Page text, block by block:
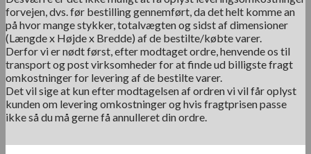
forvejen, dvs. før bestilling gennemført, da det helt komme an
på hvor mange stykker, totalvægten og sidst af dimensioner
(Længde x Højde x Bredde) af de bestilte/købte varer.
Derfor vi er nødt først, efter modtaget ordre, henvende os til
transport og post virksomheder for at finde ud billigste fragt
omkostninger for levering af de bestilte varer.
Det vil sige at kun efter modtagelsen af ordren vi vil får oplyst
kunden om levering omkostninger og hvis fragtprisen passe
ikke så du må gerne få annulleret din ordre.